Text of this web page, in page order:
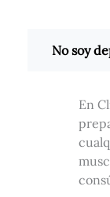
No soy
En